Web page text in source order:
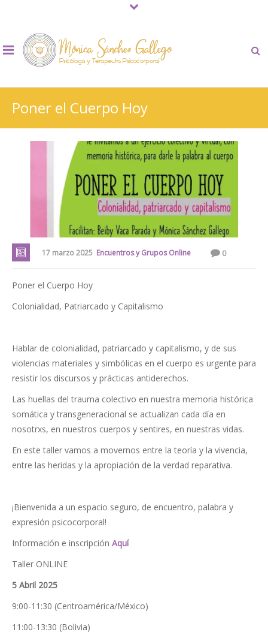
Poner el Cuerpo Hoy
17 marzo 2025 Encuentros y Grupos Online 0
Poner el Cuerpo Hoy
Colonialidad, Patriarcado y Capitalismo
Hablar de colonialidad, patriarcado y capitalismo, y de sus
violencias materiales y simbólicas en el cuerpo es urgente para
resistir los discursos y prácticas antiderechos.
Las huellas del trauma colectivo en nuestra memoria histórica
somática y transgeneracional se actualizan cada día en
nosotrxs, en nuestros cuerpos y sentires, en nuestras vidas.
En este taller vamos a movernos entre la teoría y la vivencia,
entre las heridas y la apropiación de la verdad reparativa.
¡Bienvenida a un espacio seguro, de encuentro, palabra y
expresión psicocorporal!
Información e inscripción Aquí
Taller ONLINE
5 Abril 2025
9:00-11:30 (Centroamérica/México)
11:00-13:30 (Bolivia)